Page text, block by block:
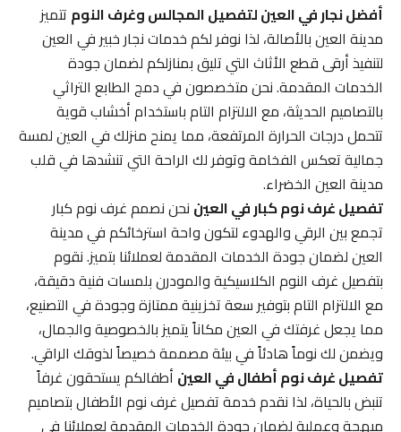
أفضل نجار في العين لتفصيل المجالس وغرف النومتتميز
مدينة العين بالأصالة، لذا نوفر لكم خدمات نجار خبير في العين
لتنفيذ أرقى قطع الأثاث التي تليق بمنازلكم لضمان جودة
الخدمات المقدمة. نحن متخصصون في دمج الطابع التراثي
بالتصاميم الحديثة، مع الالتزام التام باستخدام أخشاب قوية
تتحمل درجات الحرارة المرتفعة، مما يمنح منزلك في العين لمسة
جمالية تعكس الفخامة وتوفر لك الراحة التي تنشدها في قلب
مدينة العين الخضراء.
تفصيل غرف نوم كبار في العيننحن نصمم غرف نوم كبار
تجمع بين الرقي والهدوء لتكون واحة استرخائكم في مدينة
العين لضمان جودة الخدمات المقدمة لعملائنا بتميز. نقوم
بتفصيل غرف النوم الكلاسيكية والمودرن بلمسات فنية دقيقة،
مع الالتزام التام بتوفير سعة تخزينية ممتازة وجودة في التصنيع،
مما يجعل غرفتك في العين مكاناً يتميز بالخصوصية والجمال،
ويضمن لك نوماً هادئاً في بيئة مصممة خصيصاً لذوقك الراقي.
تفصيل غرف نوم أطفال في العينأطفالكم يستحقون غرفاً
تنبض بالحياة، لذا نقدم خدمة تفصيل غرف نوم الأطفال بتصاميم
مبهجة وعملية لضمان جودة الخدمات المقدمة لعملائنا في